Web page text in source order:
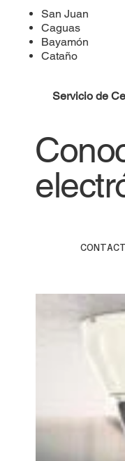
San Juan
Caguas
Bayamón
Cataño
Servicio de